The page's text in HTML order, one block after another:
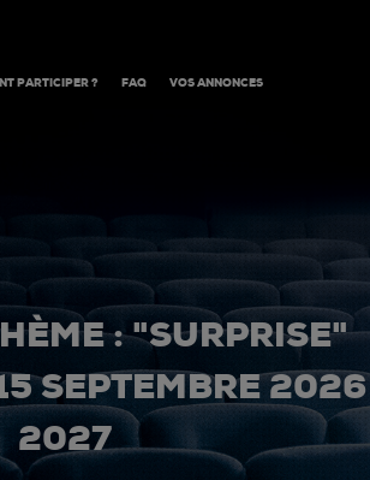
PARTICIPER ? FAQ VOS ANNONCES
: "SURPRISE"
SEPTEMBRE
2027